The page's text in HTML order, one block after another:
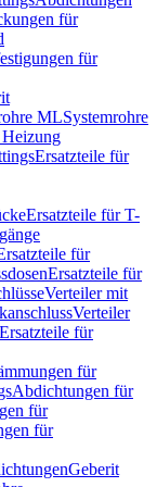
für
für
MLSystemrohre
Heizung
Ersatzteile für
Ersatzteile für T-
für
Ersatzteile für
Verteiler mit
Verteiler
Ersatzteile für
für
Abdichtungen für
für
für
Geberit